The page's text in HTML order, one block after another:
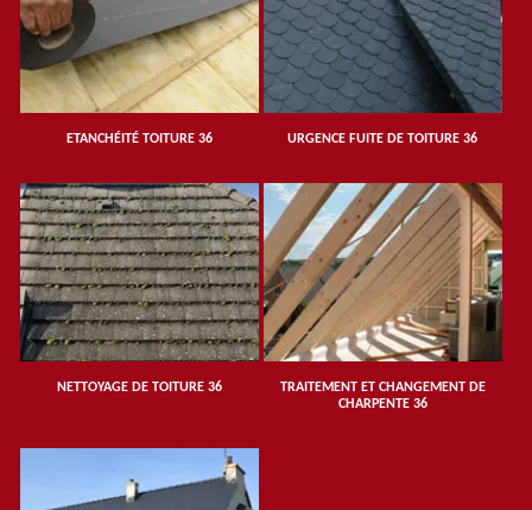
ETANCHÉITÉ TOITURE 36 URGENCE FUITE DE TOITURE 36
NETTOYAGE DE TOITURE 36
TRAITEMENT ET CHANGEMENT DE
CHARPENTE 36